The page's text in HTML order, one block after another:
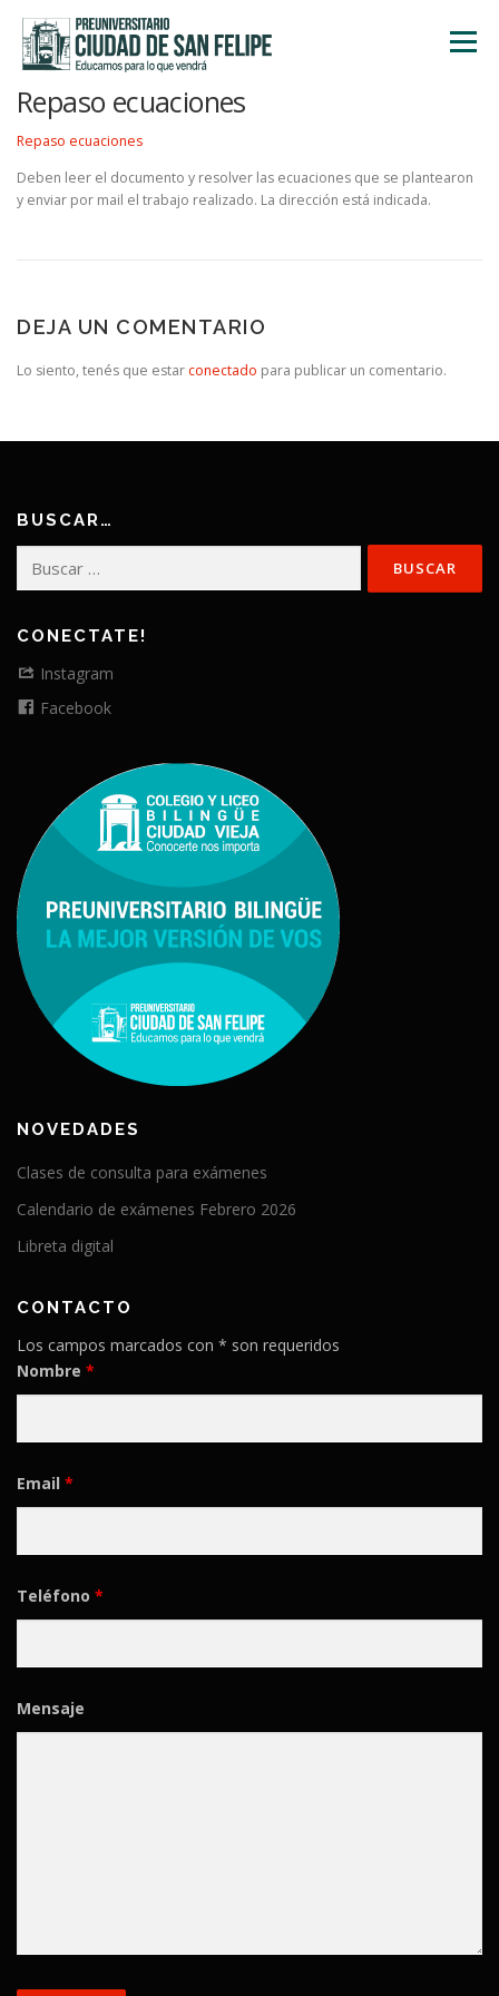
contenido
Menú
TALLERES ACTIVIDADES INSCRIPCIONES
Repaso ecuaciones
Repaso ecuaciones
Deben leer el documento y resolver las ecuaciones que se plantearon
y enviar por mail el trabajo realizado. La dirección está indicada.
DEJA UN COMENTARIO
Lo siento, tenés que estar conectado para publicar un comentario.
BUSCAR…
CONECTATE!
Instagram
Facebook
NOVEDADES
Clases de consulta para exámenes
Calendario de exámenes Febrero 2026
Libreta digital
CONTACTO
Los campos marcados con * son requeridos
Nombre *
Email *
Teléfono *
Mensaje